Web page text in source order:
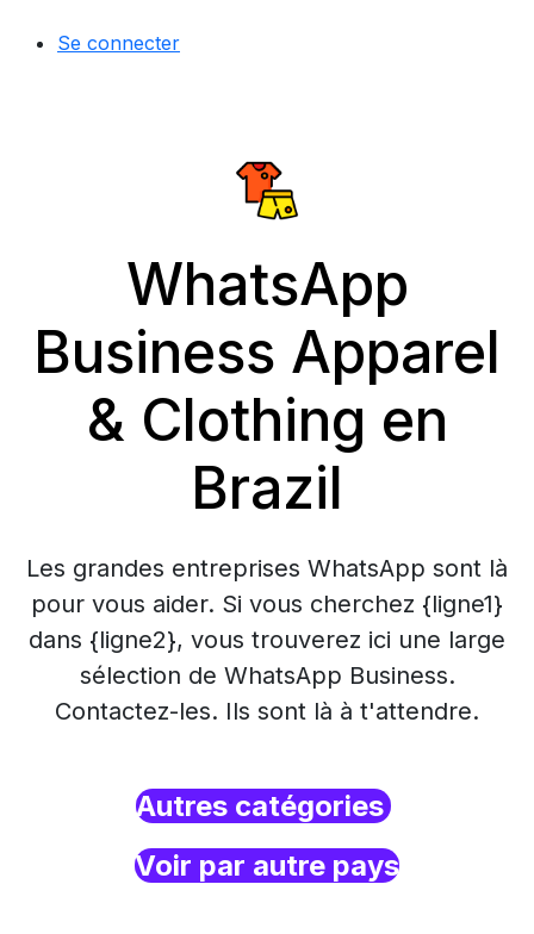
Se connecter
WhatsApp
Business Apparel
& Clothing en
Brazil
Les grandes entreprises WhatsApp sont là
pour vous aider. Si vous cherchez {ligne1}
dans {ligne2}, vous trouverez ici une large
sélection de WhatsApp Business.
Contactez-les. Ils sont là à t'attendre.
Autres catégories
Voir par autre pays